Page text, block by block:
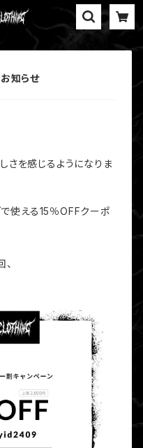
知らせ
さを感じるようになりま
使える15％OFFクーポ